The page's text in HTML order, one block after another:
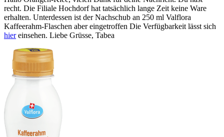
recht. Die Filiale Hochdorf hat tatsächlich lange Zeit keine Ware
erhalten. Unterdessen ist der Nachschub an 250 ml Valflora
Kaffeerahm-Flaschen aber eingetroffen Die Verfügbarkeit lässt sich
hiereinsehen. Liebe Grüsse, Tabea